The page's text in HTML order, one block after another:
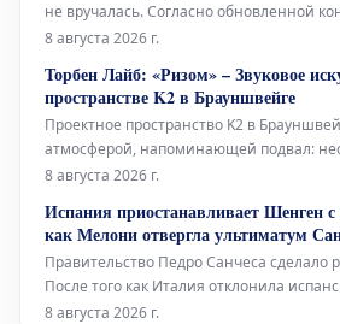
не вручалась. Согласно обновленной
премия будет присуждаться только раз в
утверждая новую структуру премии,
всестороннюю поддержку
8 августа 2026 г.
Торбен Лайб: «Ризом» – Звуковое
пространстве K2 в Брауншвейге
Проектное пространство K2 в
атмосферой, напоминающей подвал:
стены, высоко расположенные окна и
окружении норвежский звуковой
представляет свою ин
8 августа 2026 г.
Испания приостанавливает Шенген с
как Мелони отвергла ультиматум
Правительство Педро Санчеса
После того как Италия отклонила
относительно пограничного контроля
8 августа 2026 г.